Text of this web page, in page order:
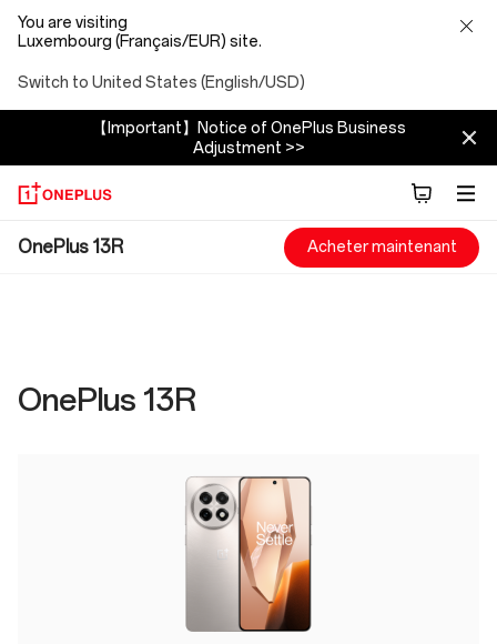
You are visiting
Luxembourg (Français/EUR) site.
Switch to United States (English/USD)
【Important】Notice of OnePlus Business
Adjustment >>
OnePlus
OnePlus 13R Acheter maintenant
OnePlus 13R